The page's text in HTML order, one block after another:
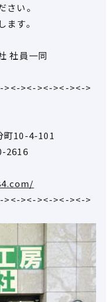
さい。
す。
社員一同
><-><-><-><->
町10-4-101
2616
><-><-><-><->